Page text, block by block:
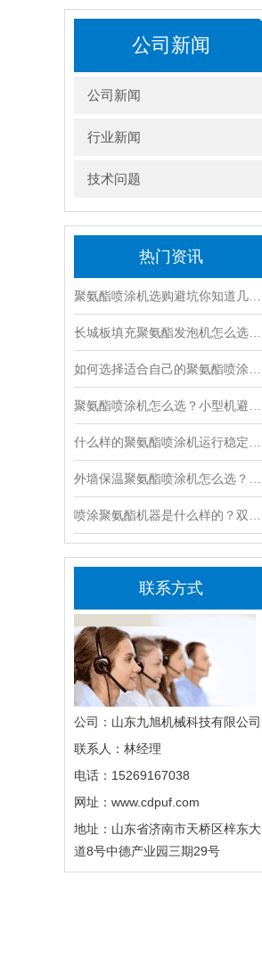
公司新闻
公司新闻
行业新闻
技术问题
热门资讯
联系方式
公司：山东九旭机械科技有限公司
联系人：林经理
电话：15269167038
网址：www.cdpuf.com
地址：山东省济南市天桥区梓东大
道8号中德产业园三期29号